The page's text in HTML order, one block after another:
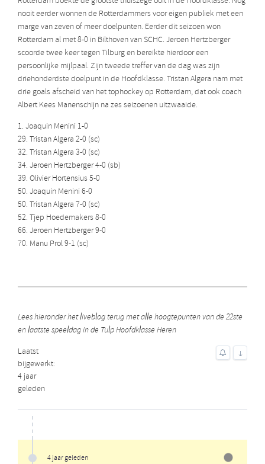
nooit eerder wonnen de Rotterdammers voor eigen publiek met een
marge van zeven of meer doelpunten. Eerder dit seizoen won
Rotterdam al met 8-0 in Bilthoven van SCHC. Jeroen Hertzberger
scoorde twee keer tegen Tilburg en bereikte hierdoor een
persoonlijke mijlpaal. Zijn tweede treffer van de dag was zijn
driehonderdste doelpunt in de Hoofdklasse. Tristan Algera nam met
drie goals afscheid van het tophockey op Rotterdam, dat ook coach
Albert Kees Manenschijn na zes seizoenen uitzwaaide.
1. Joaquin Menini 1-0
29. Tristan Algera 2-0 (sc)
32. Tristan Algera 3-0 (sc)
34. Jeroen Hertzberger 4-0 (sb)
39. Olivier Hortensius 5-0
50. Joaquin Menini 6-0
50. Tristan Algera 7-0 (sc)
52. Tjep Hoedemakers 8-0
66. Jeroen Hertzberger 9-0
70. Manu Prol 9-1 (sc)
Lees hieronder het liveblog terug met alle hoogtepunten van de 22ste
en laatste speeldag in de Tulp Hoofdklasse Heren
Laatst
bijgewerkt:
4 jaar
geleden
↓
4 jaar geleden